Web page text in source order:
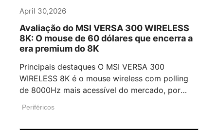
April 30,2026
Avaliação do MSI VERSA 300 WIRELESS
8K: O mouse de 60 dólares que encerra a
era premium do 8K
Principais destaques O MSI VERSA 300
WIRELESS 8K é o mouse wireless com polling
de 8000Hz mais acessível do mercado, por
Periféricos